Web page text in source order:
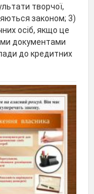
творчої,
законом; 3)
осіб, якщо це
документами
до кредитних